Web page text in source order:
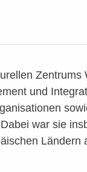
und
war sie
Ländern